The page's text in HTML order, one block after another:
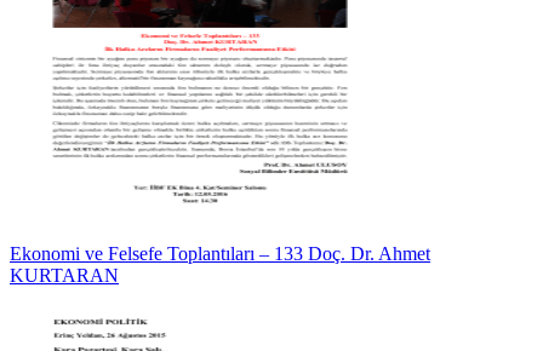
Ekonomi ve Felsefe Toplantıları – 133 Doç. Dr. Ahmet
KURTARAN